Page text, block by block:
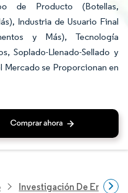
de Producto (Botellas,
Industria de Usuario Final
y Más), Tecnología
Soplado-Llenado-Sellado y
Mercado se Proporcionan en
Investigación De Envases